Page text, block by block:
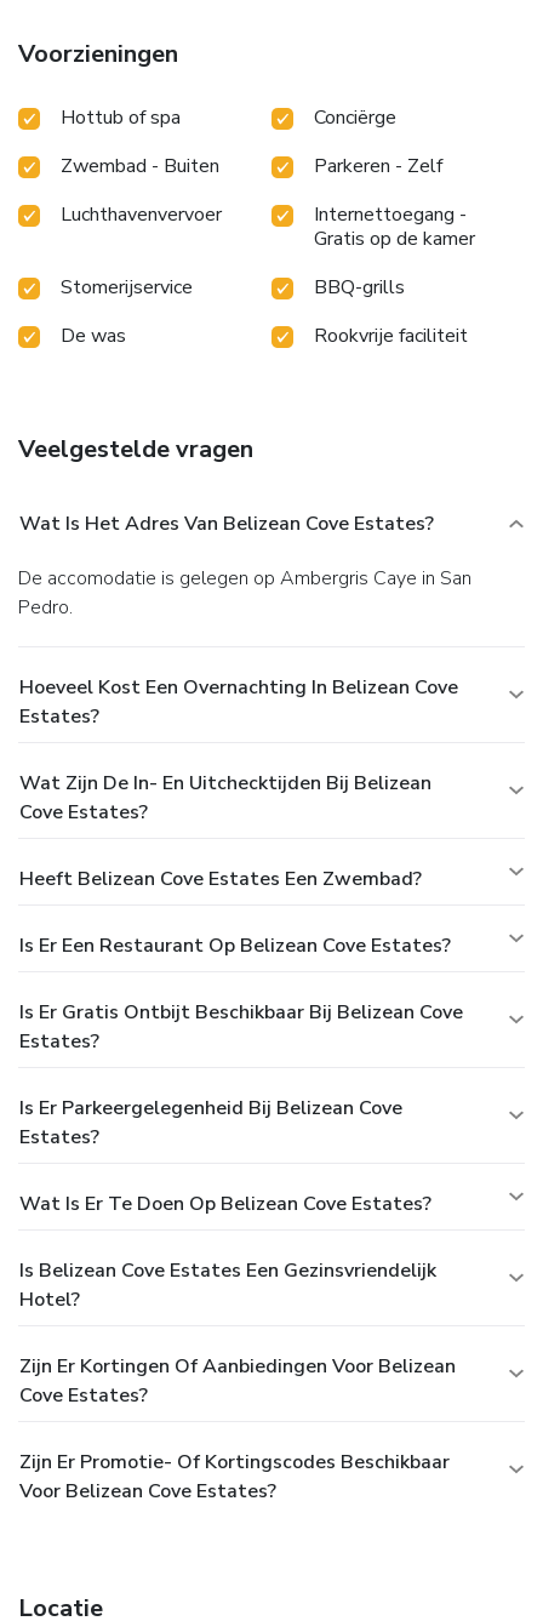
complimentary wireless Internet access, concierge services,
and wedding services.
access, dry cleaning/laundry services, and multilingual staff.
scheduled times, and free self parking is available onsite.
Voorzieningen
Hottub of spa
Conciërge
Zwembad - Buiten
Parkeren - Zelf
Luchthavenvervoer
Internettoegang -
Gratis op de kamer
Stomerijservice
BBQ-grills
De was
Rookvrije faciliteit
Veelgestelde vragen
Wat Is Het Adres Van Belizean Cove Estates?
De accomodatie is gelegen op Ambergris Caye in San
Pedro.
Hoeveel Kost Een Overnachting In Belizean Cove
Estates?
Wat Zijn De In- En Uitchecktijden Bij Belizean
Cove Estates?
Heeft Belizean Cove Estates Een Zwembad?
Is Er Een Restaurant Op Belizean Cove Estates?
Is Er Gratis Ontbijt Beschikbaar Bij Belizean Cove
Estates?
Is Er Parkeergelegenheid Bij Belizean Cove
Estates?
Wat Is Er Te Doen Op Belizean Cove Estates?
Is Belizean Cove Estates Een Gezinsvriendelijk
Hotel?
Zijn Er Kortingen Of Aanbiedingen Voor Belizean
Cove Estates?
Zijn Er Promotie- Of Kortingscodes Beschikbaar
Voor Belizean Cove Estates?
Locatie